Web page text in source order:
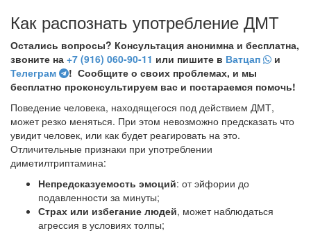
Как распознать употребление ДМТ
Остались вопросы? Консультация анонимна и бесплатна,
звоните на +7 (916) 060-90-11 или пишите в Ватцап
и
Телеграм
! Сообщите о своих проблемах, и мы
бесплатно проконсультируем вас и постараемся помочь!
Поведение человека, находящегося под действием ДМТ,
может резко меняться. При этом невозможно предсказать что
увидит человек, или как будет реагировать на это.
Отличительные признаки при употреблении
диметилтриптамина:
Непредсказуемость эмоций: от эйфории до
подавленности за минуты;
Страх или избегание людей, может наблюдаться
агрессия в условиях толпы;